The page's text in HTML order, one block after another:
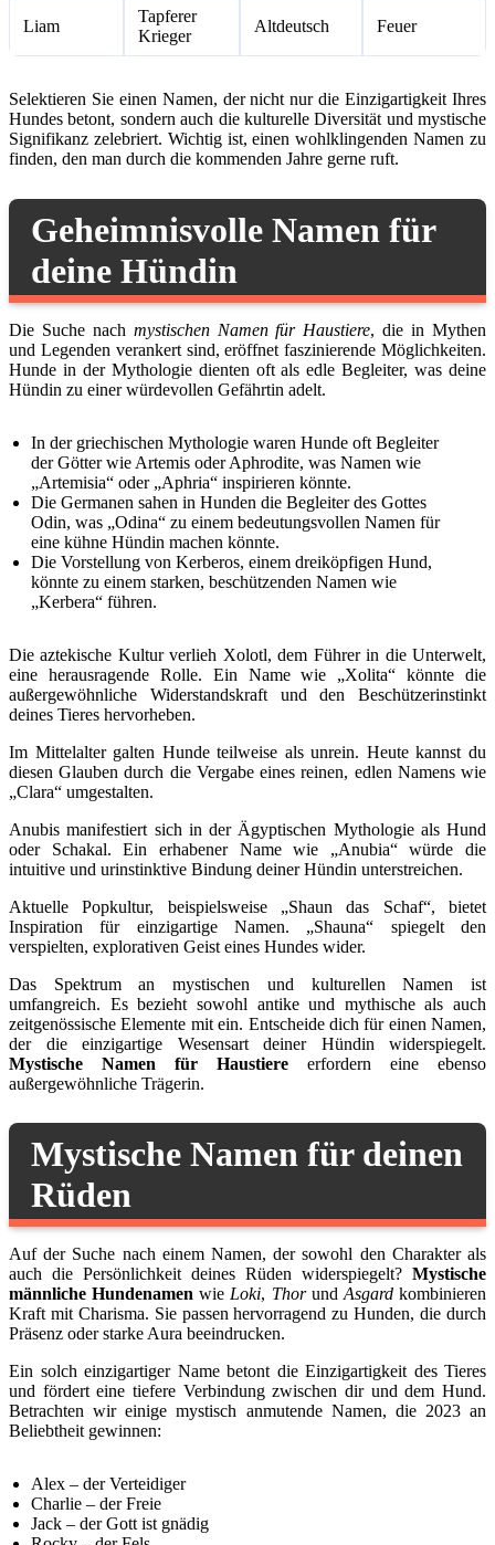
Liam
Tapferer
Krieger
Altdeutsch Feuer
Selektieren Sie einen Namen, der nicht nur die Einzigartigkeit Ihres
Hundes betont, sondern auch die kulturelle Diversität und mystische
Signifikanz zelebriert. Wichtig ist, einen wohlklingenden Namen zu
finden, den man durch die kommenden Jahre gerne ruft.
Geheimnisvolle Namen für
deine Hündin
Die Suche nach mystischen Namen für Haustiere, die in Mythen
und Legenden verankert sind, eröffnet faszinierende Möglichkeiten.
Hunde in der Mythologie dienten oft als edle Begleiter, was deine
Hündin zu einer würdevollen Gefährtin adelt.
In der griechischen Mythologie waren Hunde oft Begleiter
der Götter wie Artemis oder Aphrodite, was Namen wie
„Artemisia“ oder „Aphria“ inspirieren könnte.
Die Germanen sahen in Hunden die Begleiter des Gottes
Odin, was „Odina“ zu einem bedeutungsvollen Namen für
eine kühne Hündin machen könnte.
Die Vorstellung von Kerberos, einem dreiköpfigen Hund,
könnte zu einem starken, beschützenden Namen wie
„Kerbera“ führen.
Die aztekische Kultur verlieh Xolotl, dem Führer in die Unterwelt,
eine herausragende Rolle. Ein Name wie „Xolita“ könnte die
außergewöhnliche Widerstandskraft und den Beschützerinstinkt
deines Tieres hervorheben.
Im Mittelalter galten Hunde teilweise als unrein. Heute kannst du
diesen Glauben durch die Vergabe eines reinen, edlen Namens wie
„Clara“ umgestalten.
Anubis manifestiert sich in der Ägyptischen Mythologie als Hund
oder Schakal. Ein erhabener Name wie „Anubia“ würde die
intuitive und urinstinktive Bindung deiner Hündin unterstreichen.
Aktuelle Popkultur, beispielsweise „Shaun das Schaf“, bietet
Inspiration für einzigartige Namen. „Shauna“ spiegelt den
verspielten, explorativen Geist eines Hundes wider.
Das Spektrum an mystischen und kulturellen Namen ist
umfangreich. Es bezieht sowohl antike und mythische als auch
zeitgenössische Elemente mit ein. Entscheide dich für einen Namen,
der die einzigartige Wesensart deiner Hündin widerspiegelt.
Mystische Namen für Haustiere erfordern eine ebenso
außergewöhnliche Trägerin.
Mystische Namen für deinen
Rüden
Auf der Suche nach einem Namen, der sowohl den Charakter als
auch die Persönlichkeit deines Rüden widerspiegelt? Mystische
männliche Hundenamen wie Loki, Thorund Asgardkombinieren
Kraft mit Charisma. Sie passen hervorragend zu Hunden, die durch
Präsenz oder starke Aura beeindrucken.
Ein solch einzigartiger Name betont die Einzigartigkeit des Tieres
und fördert eine tiefere Verbindung zwischen dir und dem Hund.
Betrachten wir einige mystisch anmutende Namen, die 2023 an
Beliebtheit gewinnen:
Alex – der Verteidiger
Charlie – der Freie
Jack – der Gott ist gnädig